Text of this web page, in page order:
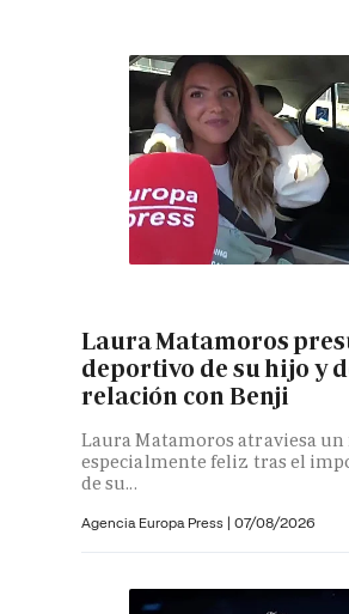
Laura Matamoros
deportivo de su hijo y
relación con Benji
Laura Matamoros atraviesa
especialmente feliz tras el
de su...
Agencia Europa Press | 07/08/2026